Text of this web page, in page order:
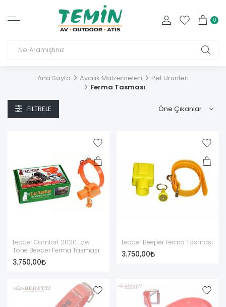
0
Ana Sayfa Avcılık Malzemeleri
Pet Ürünleri
Ferma Tasması
FILTRELE
Leader Comfort 2020 Low
Tone Beeper Ferma Tasması
3.750,00
Leader Beeper Ferma Tasması
3.750,00